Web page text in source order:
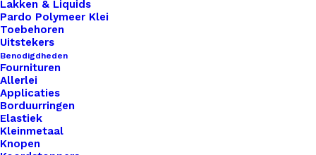
Lakken & Liquids
Pardo Polymeer Klei
Toebehoren
Uitstekers
Benodigdheden
Fournituren
Allerlei
Applicaties
Borduurringen
Elastiek
Kleinmetaal
Knopen